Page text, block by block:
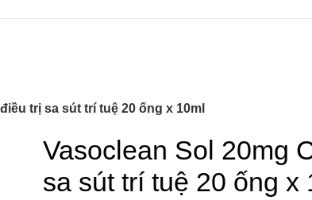
trị sa sút trí tuệ 20 ống x 10ml
Vasoclean Sol 20mg
sa sút trí tuệ 20 ống x